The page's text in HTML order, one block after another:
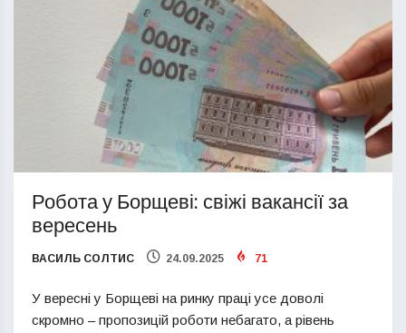
Робота у Борщеві: свіжі вакансії за
вересень
ВАСИЛЬ СОЛТИС 24.09.2025 71
У вересні у Борщеві на ринку праці усе доволі
скромно – пропозицій роботи небагато, а рівень